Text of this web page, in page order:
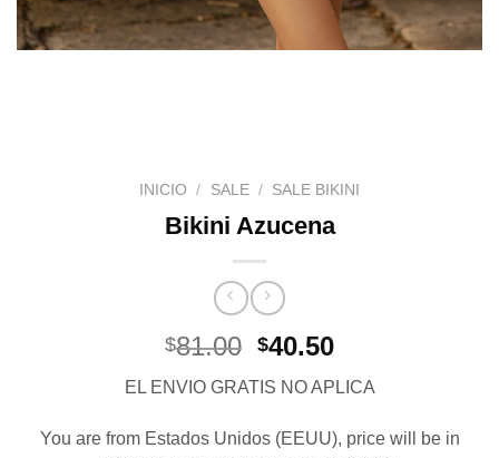
INICIO / SALE / SALE BIKINI
Bikini Azucena
$81.00 El
original
era:
$40.50El
actual
es:
EL ENVIO GRATIS NO APLICA
You are from Estados Unidos (EEUU), price will be in